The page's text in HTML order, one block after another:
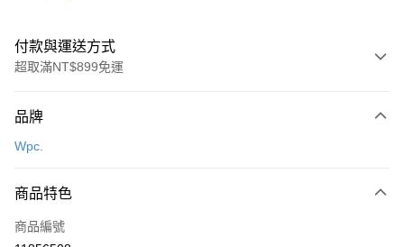
付款與運送方式
超取滿NT$899免運
信用卡一次付款
Apple Pay
街口支付
品牌
Wpc.
商品特色
商品編號